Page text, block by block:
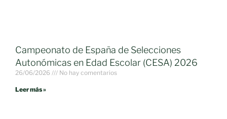
Campeonato de España de Selecciones
Autonómicas en Edad Escolar (CESA) 2026
26/06/2026 No hay comentarios
Leer más »